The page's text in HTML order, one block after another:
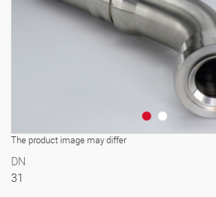
The product image may differ
DN
31